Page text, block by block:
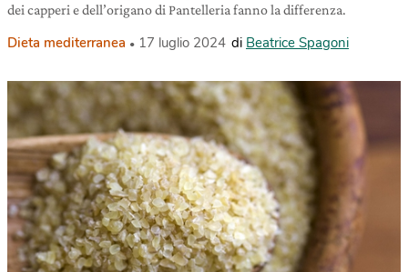
dei capperi e dell’origano di Pantelleria fanno la differenza.
Dieta mediterranea 17 luglio 2024 di Beatrice Spagoni